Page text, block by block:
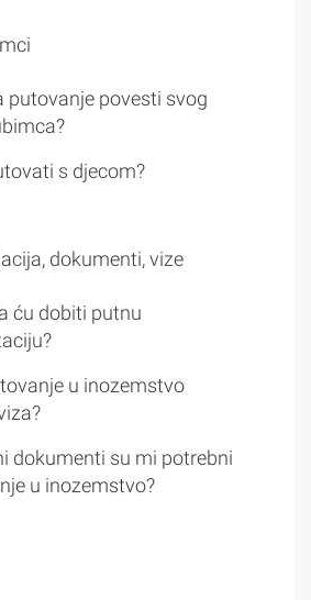
putovanje povesti svog
s djecom?
dokumenti, vize
ću dobiti putnu
u inozemstvo
dokumenti su mi potrebni
u inozemstvo?